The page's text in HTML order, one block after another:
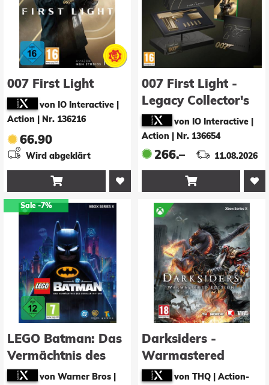
007 First Light
von IO Interactive |
Action
Nr. 136216
66.90
Wird abgeklärt

007 First Light -
Legacy Collector's
Editionvon IO Interactive |
Action
Nr. 136654
266.– 11.08.2026

Sale-7%
LEGO Batman: Das
Vermächtnis des
Dunklen Ritters
von Warner Bros |
Darksiders -
Warmastered
Editionvon THQ | Action-